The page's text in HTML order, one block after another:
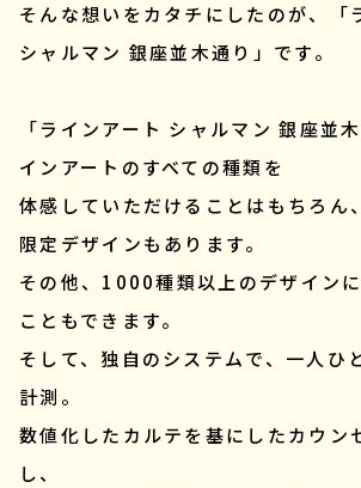
そんな想いをカタチにしたのが、「
シャルマン 銀座並木通り」です。
「ラインアート シャルマン 銀座並
インアートのすべての種類を
体感していただけることはもちろん
限定デザインもあります。
その他、1000種類以上のデザイン
こともできます。
そして、独自のシステムで、一人ひ
計測。
数値化したカルテを基にしたカウン
し、